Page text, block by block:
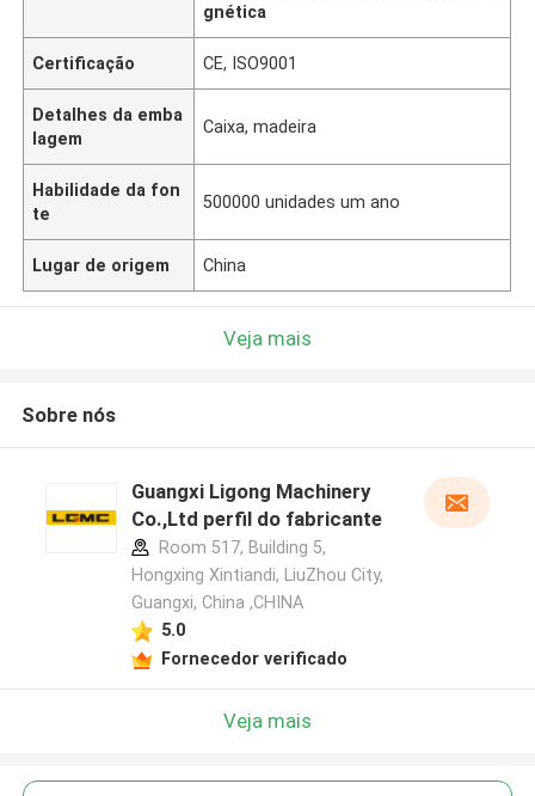
gnética
Certificação CE, ISO9001
Detalhes da emba
lagem
Caixa, madeira
Habilidade da fon
te
500000 unidades um ano
Lugar de origem China
Veja mais
Sobre nós
Guangxi Ligong Machinery
Co.,Ltd perfil do fabricante
Room 517, Building 5,
Hongxing Xintiandi, LiuZhou City,
Guangxi, China ,CHINA
5.0
Fornecedor verificado
Veja mais